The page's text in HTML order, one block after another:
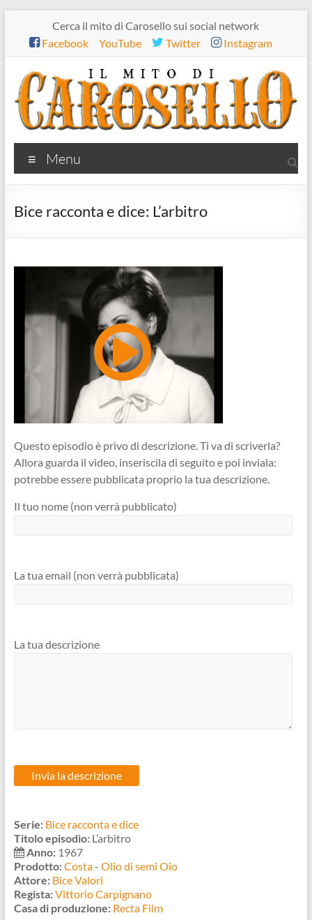
contenuto
Cerca il mito di Carosello sui social network
Facebook
YouTube Twitter Instagram
Il
mito
di
Menu
Bice racconta e dice: L’arbitro
Questo episodio è privo di descrizione. Ti va di scriverla?
Allora guarda il video, inseriscila di seguito e poi inviala:
potrebbe essere pubblicata proprio la tua descrizione.
Il tuo nome (non verrà pubblicato)
La tua email (non verrà pubblicata)
La tua descrizione
Serie: Bice racconta e dice
Titolo episodio:L’arbitro
Anno:1967
Prodotto:Costa- Olio di semi Oio
Attore: Bice Valori
Regista:Vittorio Carpignano
Casa di produzione: Recta Film